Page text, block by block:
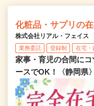
化粧品・サプリの
株式会社リアル・フェイス
業務委託 登録制 在宅・
家事・育児の合間に
ースでOK！〈静岡県〉